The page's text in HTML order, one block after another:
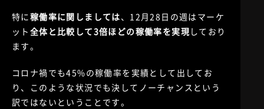
特に稼働率に関しましては、12月28日の週はマーケ
ット 全体と比較して3倍ほどの稼働率を実現 しており
ます。
コロナ禍でも45%の稼働率を実績として出してお
り、このような状況でも決してノーチャンスという
訳ではないということです。